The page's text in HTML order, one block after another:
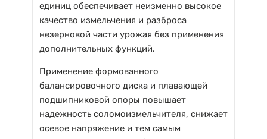
единиц обеспечивает неизменно высокое
качество измельчения и разброса
незерновой части урожая без применения
дополнительных функций.
Применение формованного
балансировочного диска и плавающей
подшипниковой опоры повышает
надежность соломоизмельчителя, снижает
осевое напряжение и тем самым